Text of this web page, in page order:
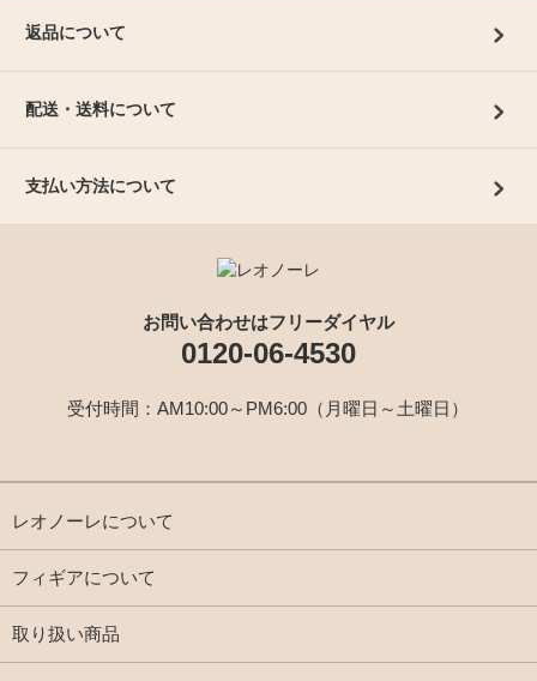
返品について
配送・送料について
支払い方法について
お問い合わせはフリーダイヤル
0120-06-4530
受付時間：AM10:00～PM6:00（月曜日～土曜日）
レオノーレについて
フィギアについて
取り扱い商品